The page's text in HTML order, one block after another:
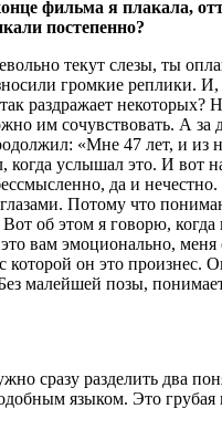
фильма я плакала,
постепенно?
текут слезы, ты
громкие реплики. И,
раздражает некоторых?
им сочувствовать. А за
«Мне 47 лет, и из
когда услышал это. И вот
да и
Потому что
об этом я говорю,
вам эмоционально,
он это произнес.
малейшей позы,
сразу разделить два
языком. Это